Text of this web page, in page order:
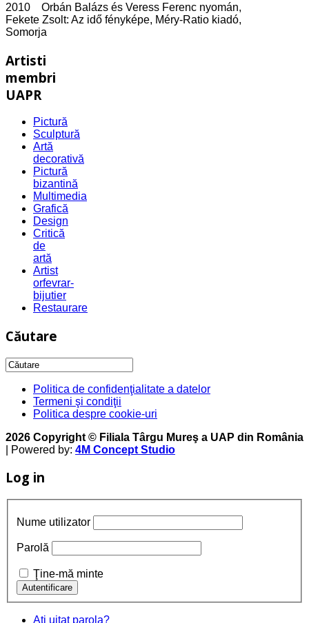
2010 Orbán Balázs és Veress Ferenc nyomán,
Fekete Zsolt: Az idő fényképe, Méry-Ratio kiadó,
Somorja
Artisti
membri
UAPR
Pictură
Sculptură
Artă
decorativă
Pictură
bizantină
Multimedia
Grafică
Design
Critică
de
artă
Artist
orfevrar-
bijutier
Restaurare
Căutare
Politica de confidenţialitate a datelor
Termeni şi condiţii
Politica despre cookie-uri
2026 Copyright © Filiala Târgu Mureş a UAP din România
| Powered by: 4M Concept Studio
Log in
Nume utilizator
Parolă
Ţine-mă minte
Aţi uitat parola?